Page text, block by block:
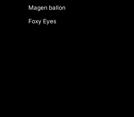
Magen ballon
Foxy Eyes